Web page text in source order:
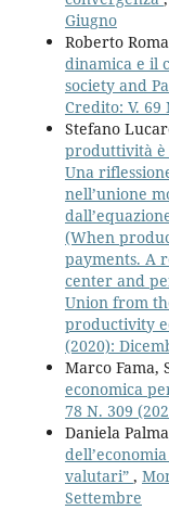
Giugno
Roberto
dinamica e il
society and
Credito: V. 69
Stefano
produttività è
Una
nell’unione
(When
payments. A
center and
Union from
productivity
(2020):
Marco Fama,
economica
78 N. 309
Daniela
valutari” ,
Settembre